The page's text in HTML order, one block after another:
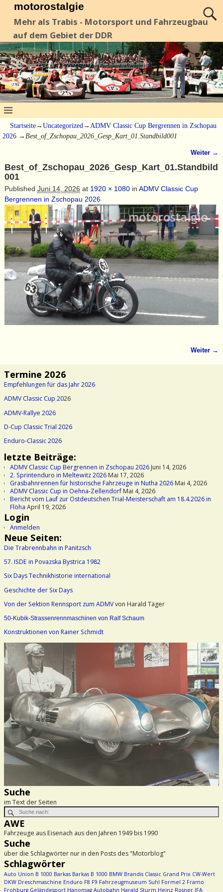
motorostalgie
Mehr als Trabis - Motorsport und Fahrzeugbau
auf dem Gebiet der DDR
Startseite→ Uncategorized → ADMV Classic Cup Bergrennen in Zschopau
2026 → Best_of_Zschopau_2026_Gesp_Kart_01.Standbild001
Bilder-Navigation
Weiter →
Best_of_Zschopau_2026_Gesp_Kart_01.Standbild
001
Published Juni 14, 2026 at 1920 × 1080in ADMV Classic Cup
Bergrennen in Zschopau 2026
Weiter →
Termine 2026
Empfehlungen für das Jahr 2026
ADMV Classic Cup 2026
ADMV-Rallye 2026
D-Cup Classic Trial 2026
Enduro-Classic 2026
letzte Beiträge:
ADMV Classic Cup Bergrennen in Zschopau 2026Juni 14, 2026
2. Sprintenduro in Meltewitz 2026Mai 17, 2026
Grasbahnrennen für historische Fahrzeuge in Nutha 2026Mai 4, 2026
ADMV Classic Cup in Oehna-ZellendorfMai 4, 2026
Bericht vom Lauf zur Ostdeutschen Trial-Meisterschaft am 18.4.2026 in
Flöha April 19, 2026
Login
Anmelden
Neue Seiten:
Die Trabrennbahn in Panitzsch
57. ISDE in Povazska Bystrica 1982
Six Days Technikhistorie international
Geschichte der Six Days
Von der Sektion Rennsport zum ADMVvon Harald Täger
50-Kubik-Strassenrennmaschinen von Ralf Schaum
Konstruktionen von Rainer Schmidt
Suche
im Text der Seiten
AWE
Fahrzeuge aus Eisenach aus den Jahren 1949 bis 1990
Suche
über die Schlagwörter nur in den Posts des "Motorblog"
Schlagwörter
Auto Union B 1000 Barkas Barkas B 1000 BMW Brandis Classic Grand Prix CW-Wert
DKW Dreschmaschine Enduro F8 F9 Fahrzeugmuseum Suhl Formel 2 Framo
Frohburg Geländesport Hanomag Autobahn Harald Sturm Heinz Rosner IFA